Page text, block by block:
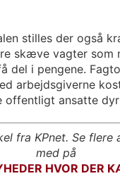
stilles der også
skæve vagter som
del i pengene.
arbejdsgiverne
offentligt ansatte
fra KPnet. Se
med på
HVOR DER